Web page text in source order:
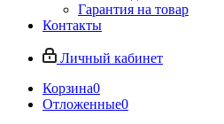
Гарантия на товар
Контакты
Личный кабинет
Корзина0
Отложенные0